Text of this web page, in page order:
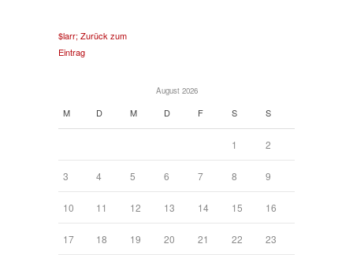
$larr; Zurück zum
Eintrag
August 2026
M D M D F S S
1 2
3 4 5 6 7 8 9
10 11 12 13 14 15 16
17 18 19 20 21 22 23